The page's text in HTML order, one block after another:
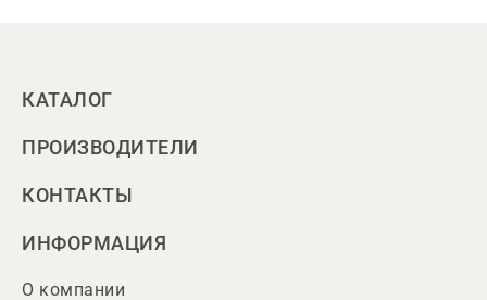
КАТАЛОГ
ПРОИЗВОДИТЕЛИ
КОНТАКТЫ
ИНФОРМАЦИЯ
О компании